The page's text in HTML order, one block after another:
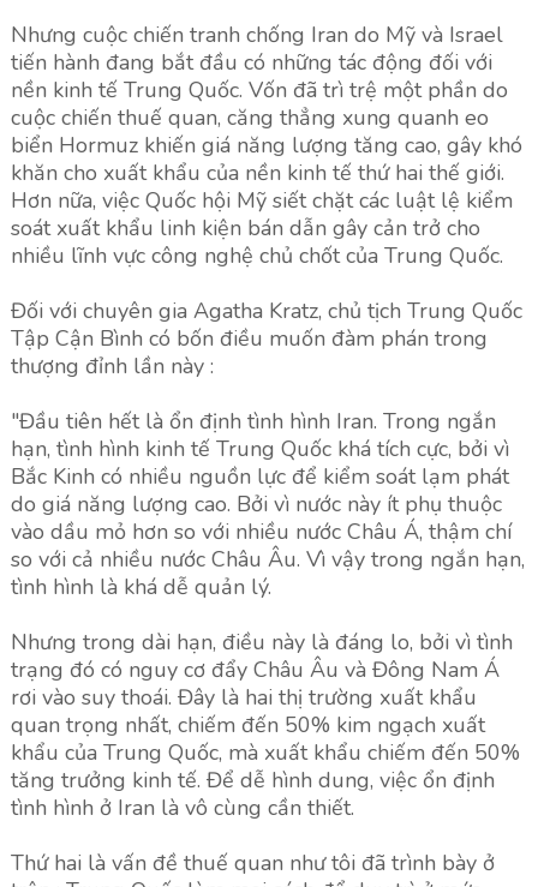
Nhưng cuộc chiến tranh chống Iran do Mỹ và Israel
tiến hành đang bắt đầu có những tác động đối với
nền kinh tế Trung Quốc. Vốn đã trì trệ một phần do
cuộc chiến thuế quan, căng thẳng xung quanh eo
biển Hormuz khiến giá năng lượng tăng cao, gây khó
khăn cho xuất khẩu của nền kinh tế thứ hai thế giới.
Hơn nữa, việc Quốc hội Mỹ siết chặt các luật lệ kiểm
soát xuất khẩu linh kiện bán dẫn gây cản trở cho
nhiều lĩnh vực công nghệ chủ chốt của Trung Quốc.
Đối với chuyên gia Agatha Kratz, chủ tịch Trung Quốc
Tập Cận Bình có bốn điều muốn đàm phán trong
thượng đỉnh lần này :
"Đầu tiên hết là ổn định tình hình Iran. Trong ngắn
hạn, tình hình kinh tế Trung Quốc khá tích cực, bởi vì
Bắc Kinh có nhiều nguồn lực để kiểm soát lạm phát
do giá năng lượng cao. Bởi vì nước này ít phụ thuộc
vào dầu mỏ hơn so với nhiều nước Châu Á, thậm chí
so với cả nhiều nước Châu Âu. Vì vậy trong ngắn hạn,
tình hình là khá dễ quản lý.
Nhưng trong dài hạn, điều này là đáng lo, bởi vì tình
trạng đó có nguy cơ đẩy Châu Âu và Đông Nam Á
rơi vào suy thoái. Đây là hai thị trường xuất khẩu
quan trọng nhất, chiếm đến 50% kim ngạch xuất
khẩu của Trung Quốc, mà xuất khẩu chiếm đến 50%
tăng trưởng kinh tế. Để dễ hình dung, việc ổn định
tình hình ở Iran là vô cùng cần thiết.
Thứ hai là vấn đề thuế quan như tôi đã trình bày ở